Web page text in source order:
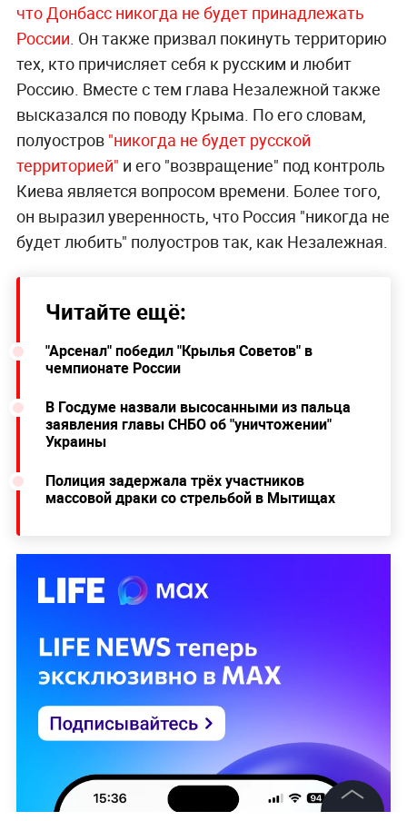
что Донбасс никогда не будет принадлежать
России . Он также призвал покинуть территорию
тех, кто причисляет себя к русским и любит
Россию. Вместе с тем глава Незалежной также
высказался по поводу Крыма. По его словам,
полуостров"никогда не будет русской
территорией" и его "возвращение" под контроль
Киева является вопросом времени. Более того,
он выразил уверенность, что Россия "никогда не
будет любить" полуостров так, как Незалежная.
Читайте ещё:
"Арсенал" победил "Крылья Советов" в
чемпионате России
В Госдуме назвали высосанными из пальца
заявления главы СНБО об "уничтожении"
Украины
Полиция задержала трёх участников
массовой драки со стрельбой в Мытищах